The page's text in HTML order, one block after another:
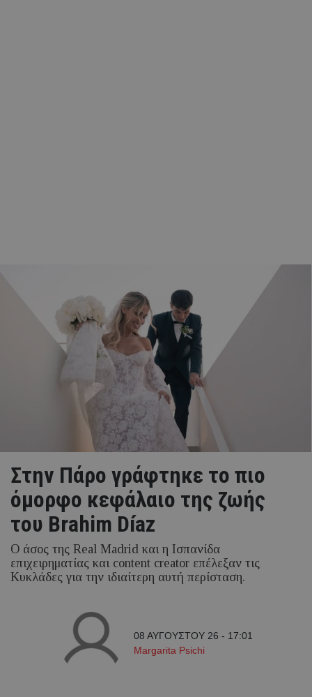
Στην Πάρο γράφτηκε το πιο
όμορφο κεφάλαιο της ζωής
του Brahim Díaz
Ο άσος της Real Madrid και η Ισπανίδα
επιχειρηματίας και content creator επέλεξαν τις
Κυκλάδες για την ιδιαίτερη αυτή περίσταση.
08 ΑΥΓΟΥΣΤΟΥ 26 - 17:01
Margarita Psichi